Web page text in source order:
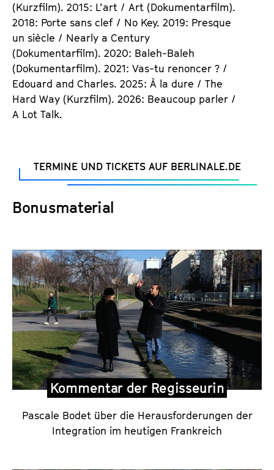
(Kurzfilm). 2015: L’art / Art (Dokumentarfilm).
2018: Porte sans clef / No Key. 2019: Presque
un siècle / Nearly a Century
(Dokumentarfilm). 2020: Baleh-Baleh
(Dokumentarfilm). 2021: Vas-tu renoncer ? /
Edouard and Charles. 2025: À la dure / The
Hard Way (Kurzfilm). 2026: Beaucoup parler /
A Lot Talk.
TERMINE UND TICKETS AUF BERLINALE.DE
Bonusmaterial
K
o
m
m
e
n
t
a
r
Kommentar der Regisseurin
Pascale Bodet über die Herausforderungen der
Integration im heutigen Frankreich